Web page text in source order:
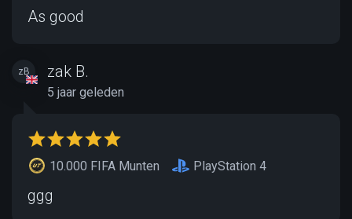
As good
zB zak B.
5 jaar geleden
10.000 FIFA Munten PlayStation 4
ggg